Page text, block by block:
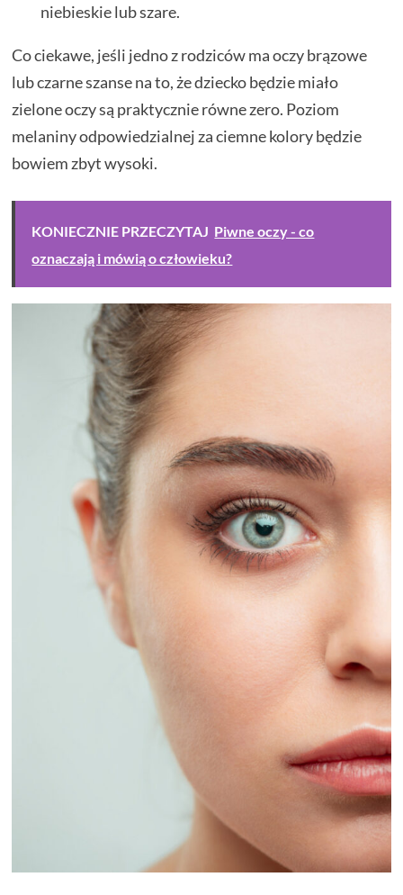
niebieskie lub szare.
Co ciekawe, jeśli jedno z rodziców ma oczy brązowe
lub czarne szanse na to, że dziecko będzie miało
zielone oczy są praktycznie równe zero. Poziom
melaniny odpowiedzialnej za ciemne kolory będzie
bowiem zbyt wysoki.
KONIECZNIE PRZECZYTAJ Piwne oczy - co
oznaczają i mówią o człowieku?